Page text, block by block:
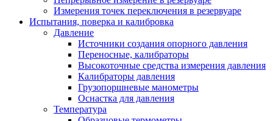
Измерения точек переключения в резервуаре
Испытания, поверка и калибровка
Давление
Источники создания опорного давления
Переносные, калибраторы
Высокоточные средства измерения давления
Калибраторы давления
Грузопоршневые манометры
Оснастка для давления
Температура